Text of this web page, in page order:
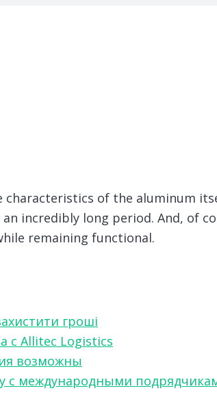
of the aluminum
incredibly long period. And, of
remaining functional.
гроші
с Allitec Logistics
возможны
с международными